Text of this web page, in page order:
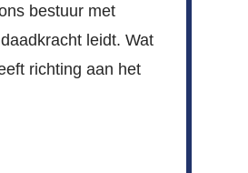
bestuur met
leidt. Wat
richting aan het